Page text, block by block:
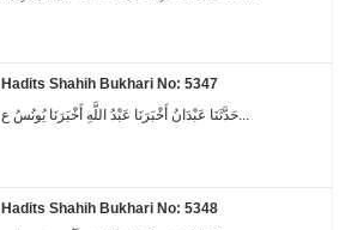
Hadits Shahih Bukhari No: 5347
حَدَّثَنَا عَبْدَانُ أَخْبَرَنَا عَبْدُ اللَّهِ أَخْبَرَنَا يُونُسُ ع...
Hadits Shahih Bukhari No: 5348